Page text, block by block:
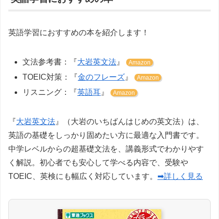
英語学習におすすめの本を紹介します！
文法参考書：『大岩英文法 』 Amazon
TOEIC対策：『金のフレーズ 』 Amazon
リスニング：『英語耳 』 Amazon
『大岩英文法 』（大岩のいちばんはじめの英文法）は、
英語の基礎をしっかり固めたい方に最適な入門書です。
中学レベルからの超基礎文法を、講義形式でわかりやす
く解説。初心者でも安心して学べる内容で、受験や
TOEIC、英検にも幅広く対応しています。 ➡詳しく見る